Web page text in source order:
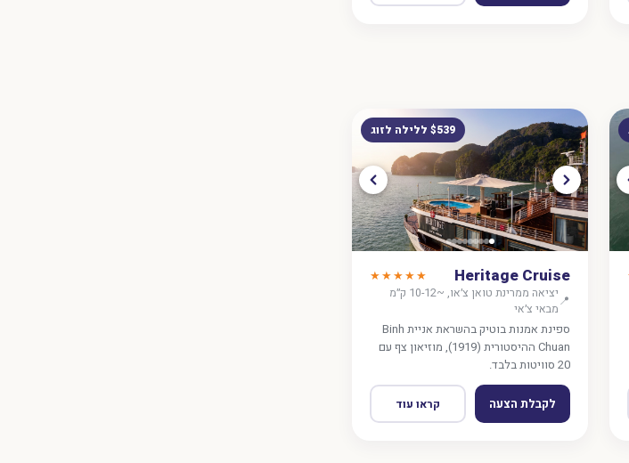
$539 ללילה לזוג
Heritage Cruise
★★★★★
📍
יציאה ממרינת טואן צ׳או, ~10-12 ק״מ
מבאי צ׳אי
ספינת אמנות בוטיק בהשראת אניית Binh
Chuan ההיסטורית (1919), מוזיאון צף עם
20 סוויטות בלבד.
לקבלת הצעה קראו עוד